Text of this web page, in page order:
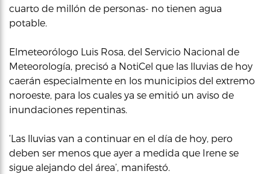
cuarto de millón de personas- no tienen agua
potable.
Elmeteorólogo Luis Rosa, del Servicio Nacional de
Meteorología, precisó a NotiCel que las lluvias de hoy
caerán especialmente en los municipios del extremo
noroeste, para los cuales ya se emitió un aviso de
inundaciones repentinas.
‘Las lluvias van a continuar en el día de hoy, pero
deben ser menos que ayer a medida que Irene se
sigue alejando del área’, manifestó.